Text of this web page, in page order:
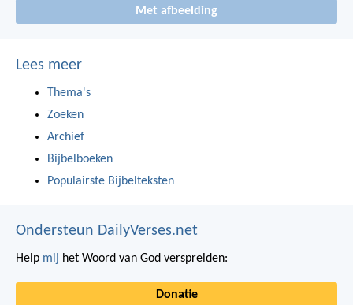
Met afbeelding
Lees meer
Thema's
Zoeken
Archief
Bijbelboeken
Populairste Bijbelteksten
Ondersteun DailyVerses.net
Help mij het Woord van God verspreiden:
Donatie